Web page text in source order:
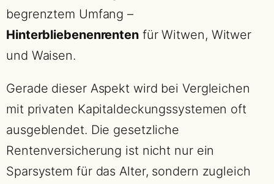
begrenztem Umfang –
Hinterbliebenenrentenfür Witwen, Witwer
und Waisen.
Gerade dieser Aspekt wird bei Vergleichen
mit privaten Kapitaldeckungssystemen oft
ausgeblendet. Die gesetzliche
Rentenversicherung ist nicht nur ein
Sparsystem für das Alter, sondern zugleich